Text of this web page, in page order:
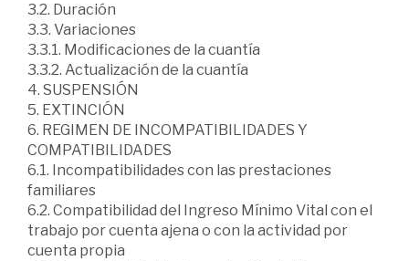
3.2. Duración
3.3. Variaciones
3.3.1. Modificaciones de la cuantía
3.3.2. Actualización de la cuantía
4. SUSPENSIÓN
5. EXTINCIÓN
6. REGIMEN DE INCOMPATIBILIDADES Y
COMPATIBILIDADES
6.1. Incompatibilidades con las prestaciones
familiares
6.2. Compatibilidad del Ingreso Mínimo Vital con el
trabajo por cuenta ajena o con la actividad por
cuenta propia